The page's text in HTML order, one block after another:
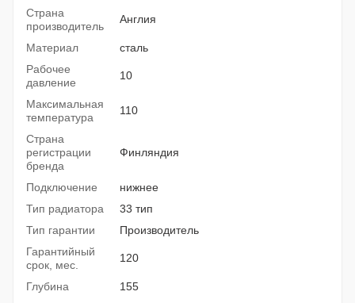
Страна
производитель
Англия
Материал
сталь
Рабочее
давление
10
Максимальная
температура
110
Страна
регистрации
бренда
Финляндия
Подключение
нижнее
Тип радиатора
33 тип
Тип гарантии
Производитель
Гарантийный
срок, мес.
120
Глубина 155